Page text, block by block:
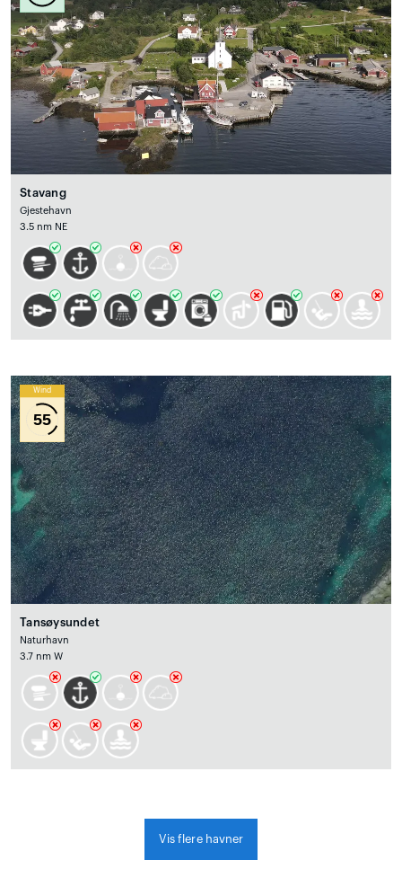
Stavang
Gjestehavn
3.5 nm NE
Wind
55
Tansøysundet
Naturhavn
3.7 nm W
Vis flere havner